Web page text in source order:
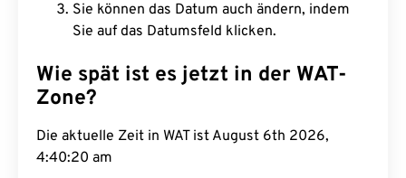
Sie können das Datum auch ändern, indem
Sie auf das Datumsfeld klicken.
Wie spät ist es jetzt in der WAT-
Zone?
Die aktuelle Zeit in WAT ist August 6th 2026,
4:40:21 am